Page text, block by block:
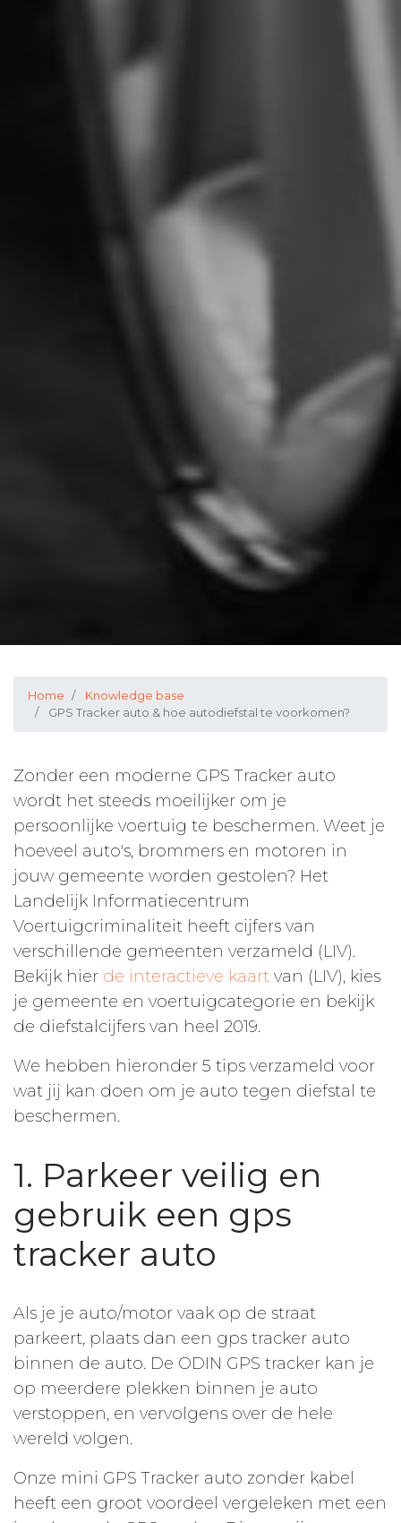
Home
Knowledge base
GPS Tracker auto & hoe autodiefstal te voorkomen?
Zonder een moderne GPS Tracker auto
wordt het steeds moeilijker om je
persoonlijke voertuig te beschermen. Weet je
hoeveel auto's, brommers en motoren in
jouw gemeente worden gestolen? Het
Landelijk Informatiecentrum
Voertuigcriminaliteit heeft cijfers van
verschillende gemeenten verzameld (LIV).
Bekijk hier de interactieve kaart van (LIV), kies
je gemeente en voertuigcategorie en bekijk
de diefstalcijfers van heel 2019.
We hebben hieronder 5 tips verzameld voor
wat jij kan doen om je auto tegen diefstal te
beschermen.
1. Parkeer veilig en
gebruik een gps
tracker auto
Als je je auto/motor vaak op de straat
parkeert, plaats dan een gps tracker auto
binnen de auto. De ODIN GPS tracker kan je
op meerdere plekken binnen je auto
verstoppen, en vervolgens over de hele
wereld volgen.
Onze mini GPS Tracker auto zonder kabel
heeft een groot voordeel vergeleken met een